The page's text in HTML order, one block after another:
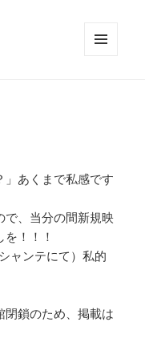
」あくまで私感です
で、当分の間新規映
！！！
ャンテにて）私的
閉鎖のため、掲載は